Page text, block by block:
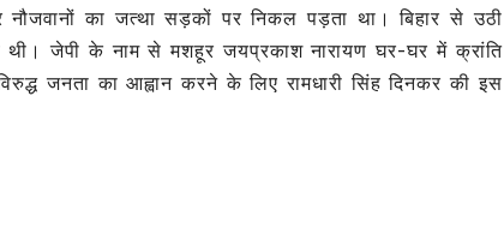
का जत्था सड़कों पर निकल पड़ता था। बिहार से उठी
जेपी के नाम से मशहूर जयप्रकाश नारायण घर-घर में क्रांति
जनता का आह्वान करने के लिए रामधारी सिंह दिनकर की इस